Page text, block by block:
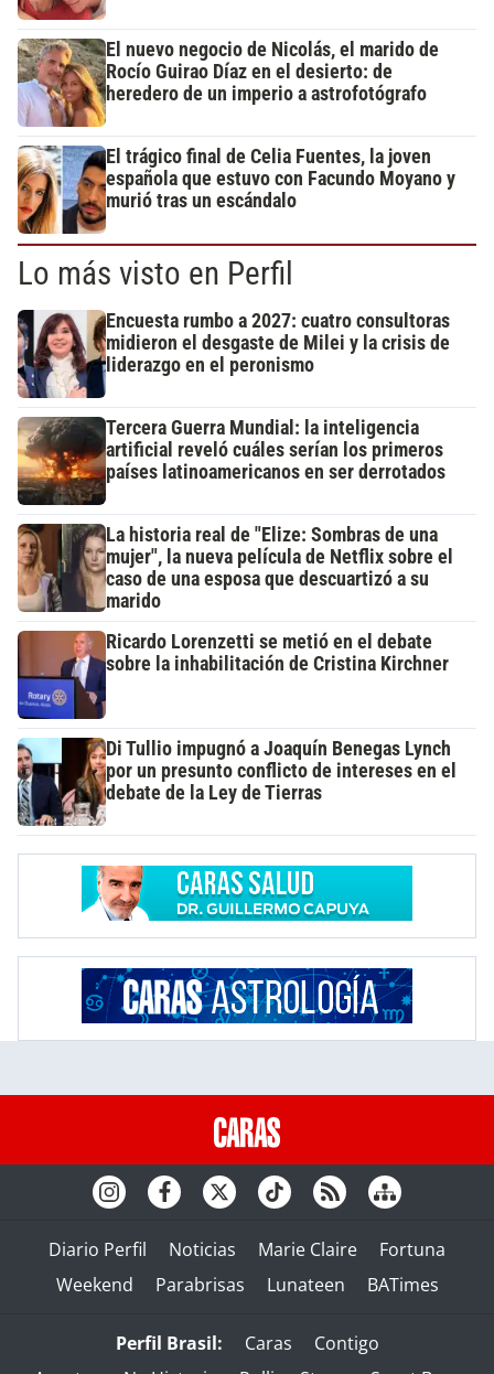
El nuevo negocio de Nicolás, el marido de
Rocío Guirao Díaz en el desierto: de
heredero de un imperio a astrofotógrafo
El trágico final de Celia Fuentes, la joven
española que estuvo con Facundo Moyano y
murió tras un escándalo
Lo más visto en Perfil
Encuesta rumbo a 2027: cuatro consultoras
midieron el desgaste de Milei y la crisis de
liderazgo en el peronismo
Tercera Guerra Mundial: la inteligencia
artificial reveló cuáles serían los primeros
países latinoamericanos en ser derrotados
La historia real de "Elize: Sombras de una
mujer", la nueva película de Netflix sobre el
caso de una esposa que descuartizó a su
marido
Ricardo Lorenzetti se metió en el debate
sobre la inhabilitación de Cristina Kirchner
Di Tullio impugnó a Joaquín Benegas Lynch
por un presunto conflicto de intereses en el
debate de la Ley de Tierras
Diario Perfil Noticias Marie Claire
Fortuna
Weekend
Parabrisas Lunateen BATimes
Perfil Brasil: Caras
Contigo